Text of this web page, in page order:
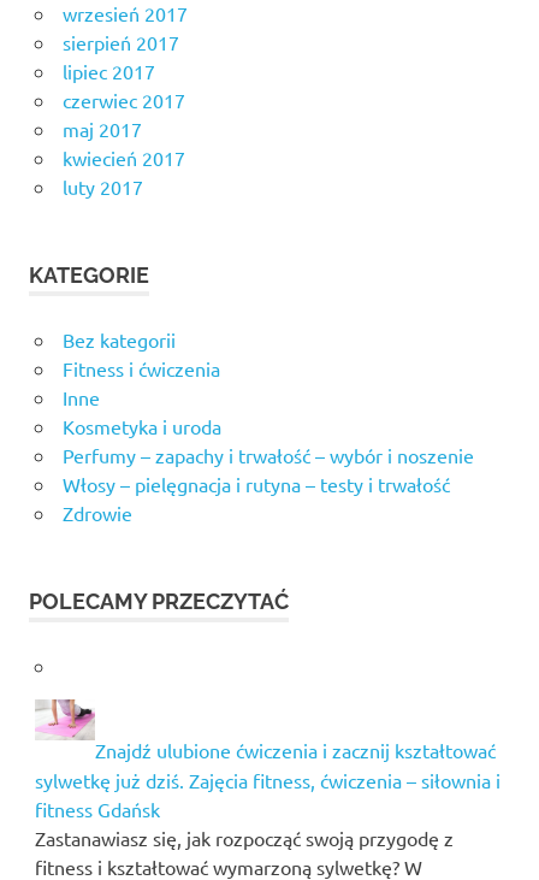
wrzesień 2017
sierpień 2017
lipiec 2017
czerwiec 2017
maj 2017
kwiecień 2017
luty 2017
KATEGORIE
Bez kategorii
Fitness i ćwiczenia
Inne
Kosmetyka i uroda
Perfumy – zapachy i trwałość – wybór i noszenie
Włosy – pielęgnacja i rutyna – testy i trwałość
Zdrowie
POLECAMY PRZECZYTAĆ
Znajdź ulubione ćwiczenia i zacznij kształtować
sylwetkę już dziś. Zajęcia fitness, ćwiczenia – siłownia i
fitness Gdańsk
Zastanawiasz się, jak rozpocząć swoją przygodę z
fitness i kształtować wymarzoną sylwetkę? W